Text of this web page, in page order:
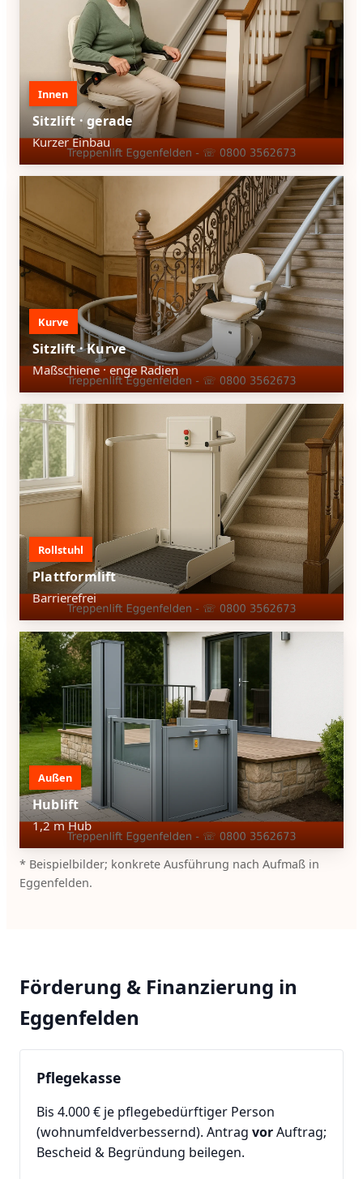
Innen
Sitzlift · gerade
Kurzer Einbau
Kurve
Sitzlift · Kurve
Maßschiene · enge Radien
Rollstuhl
Plattformlift
Barrierefrei
Außen
Hublift
1,2 m Hub
* Beispielbilder; konkrete Ausführung nach Aufmaß in
Eggenfelden.
Förderung & Finanzierung in
Eggenfelden
Pflegekasse
Bis 4.000 € je pflegebedürftiger Person
(wohnumfeldverbessernd). Antrag vorAuftrag;
Bescheid & Begründung beilegen.